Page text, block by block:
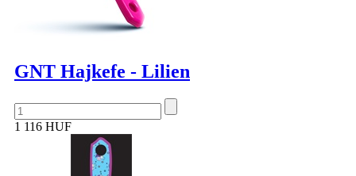
GNT Hajkefe - Lilien
1 116 HUF